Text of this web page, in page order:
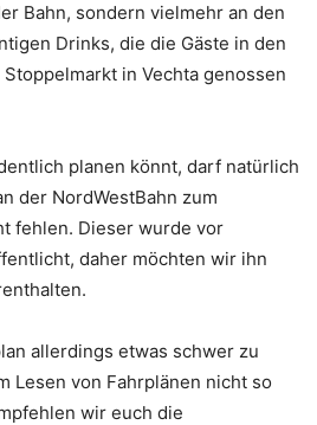
Bahn, sondern vielmehr an den
Drinks, die die Gäste in den
in Vechta genossen
planen könnt, darf natürlich
der NordWestBahn zum
fehlen. Dieser wurde vor
daher möchten wir ihn
allerdings etwas schwer zu
Lesen von Fahrplänen nicht so
wir euch die